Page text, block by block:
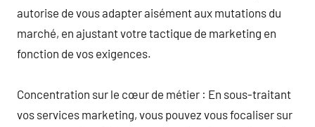
autorise de vous adapter aisément aux mutations du
marché, en ajustant votre tactique de marketing en
fonction de vos exigences.
Concentration sur le cœur de métier : En sous-traitant
vos services marketing, vous pouvez vous focaliser sur